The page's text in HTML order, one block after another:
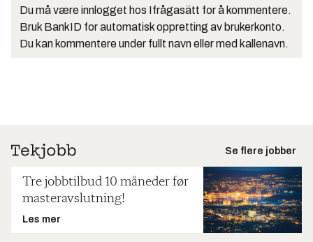
Du må være innlogget hos Ifrågasätt for å kommentere.
Bruk BankID for automatisk oppretting av brukerkonto.
Du kan kommentere under fullt navn eller med kallenavn.
Se flere jobber
Tre jobbtilbud 10 måneder før
masteravslutning!
Les mer